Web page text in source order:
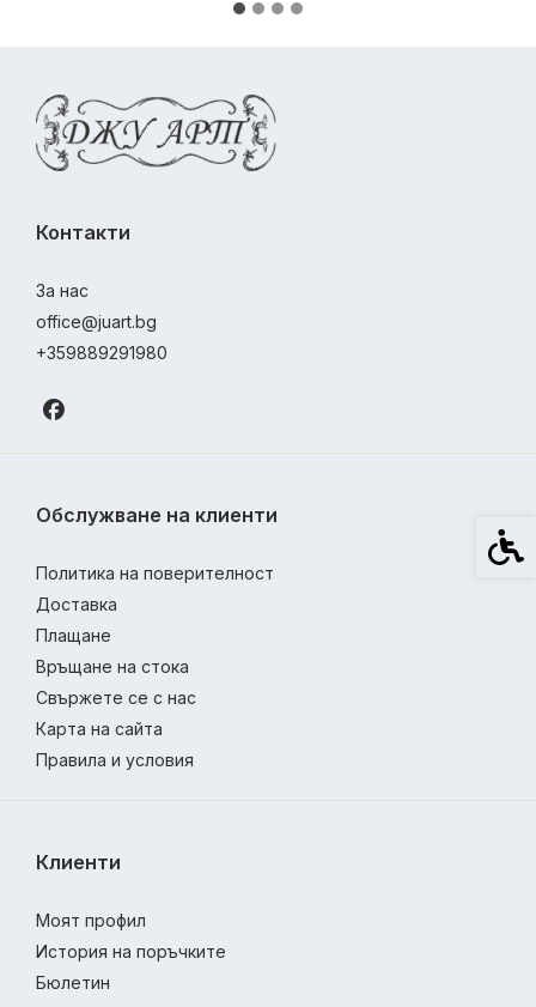
Контакти
За нас
office@juart.bg
+359889291980
Обслужване на клиенти
Политика на поверителност
Доставка
Плащане
Връщане на стока
Свържете се с нас
Карта на сайта
Правила и условия
Клиенти
Моят профил
История на поръчките
Бюлетин